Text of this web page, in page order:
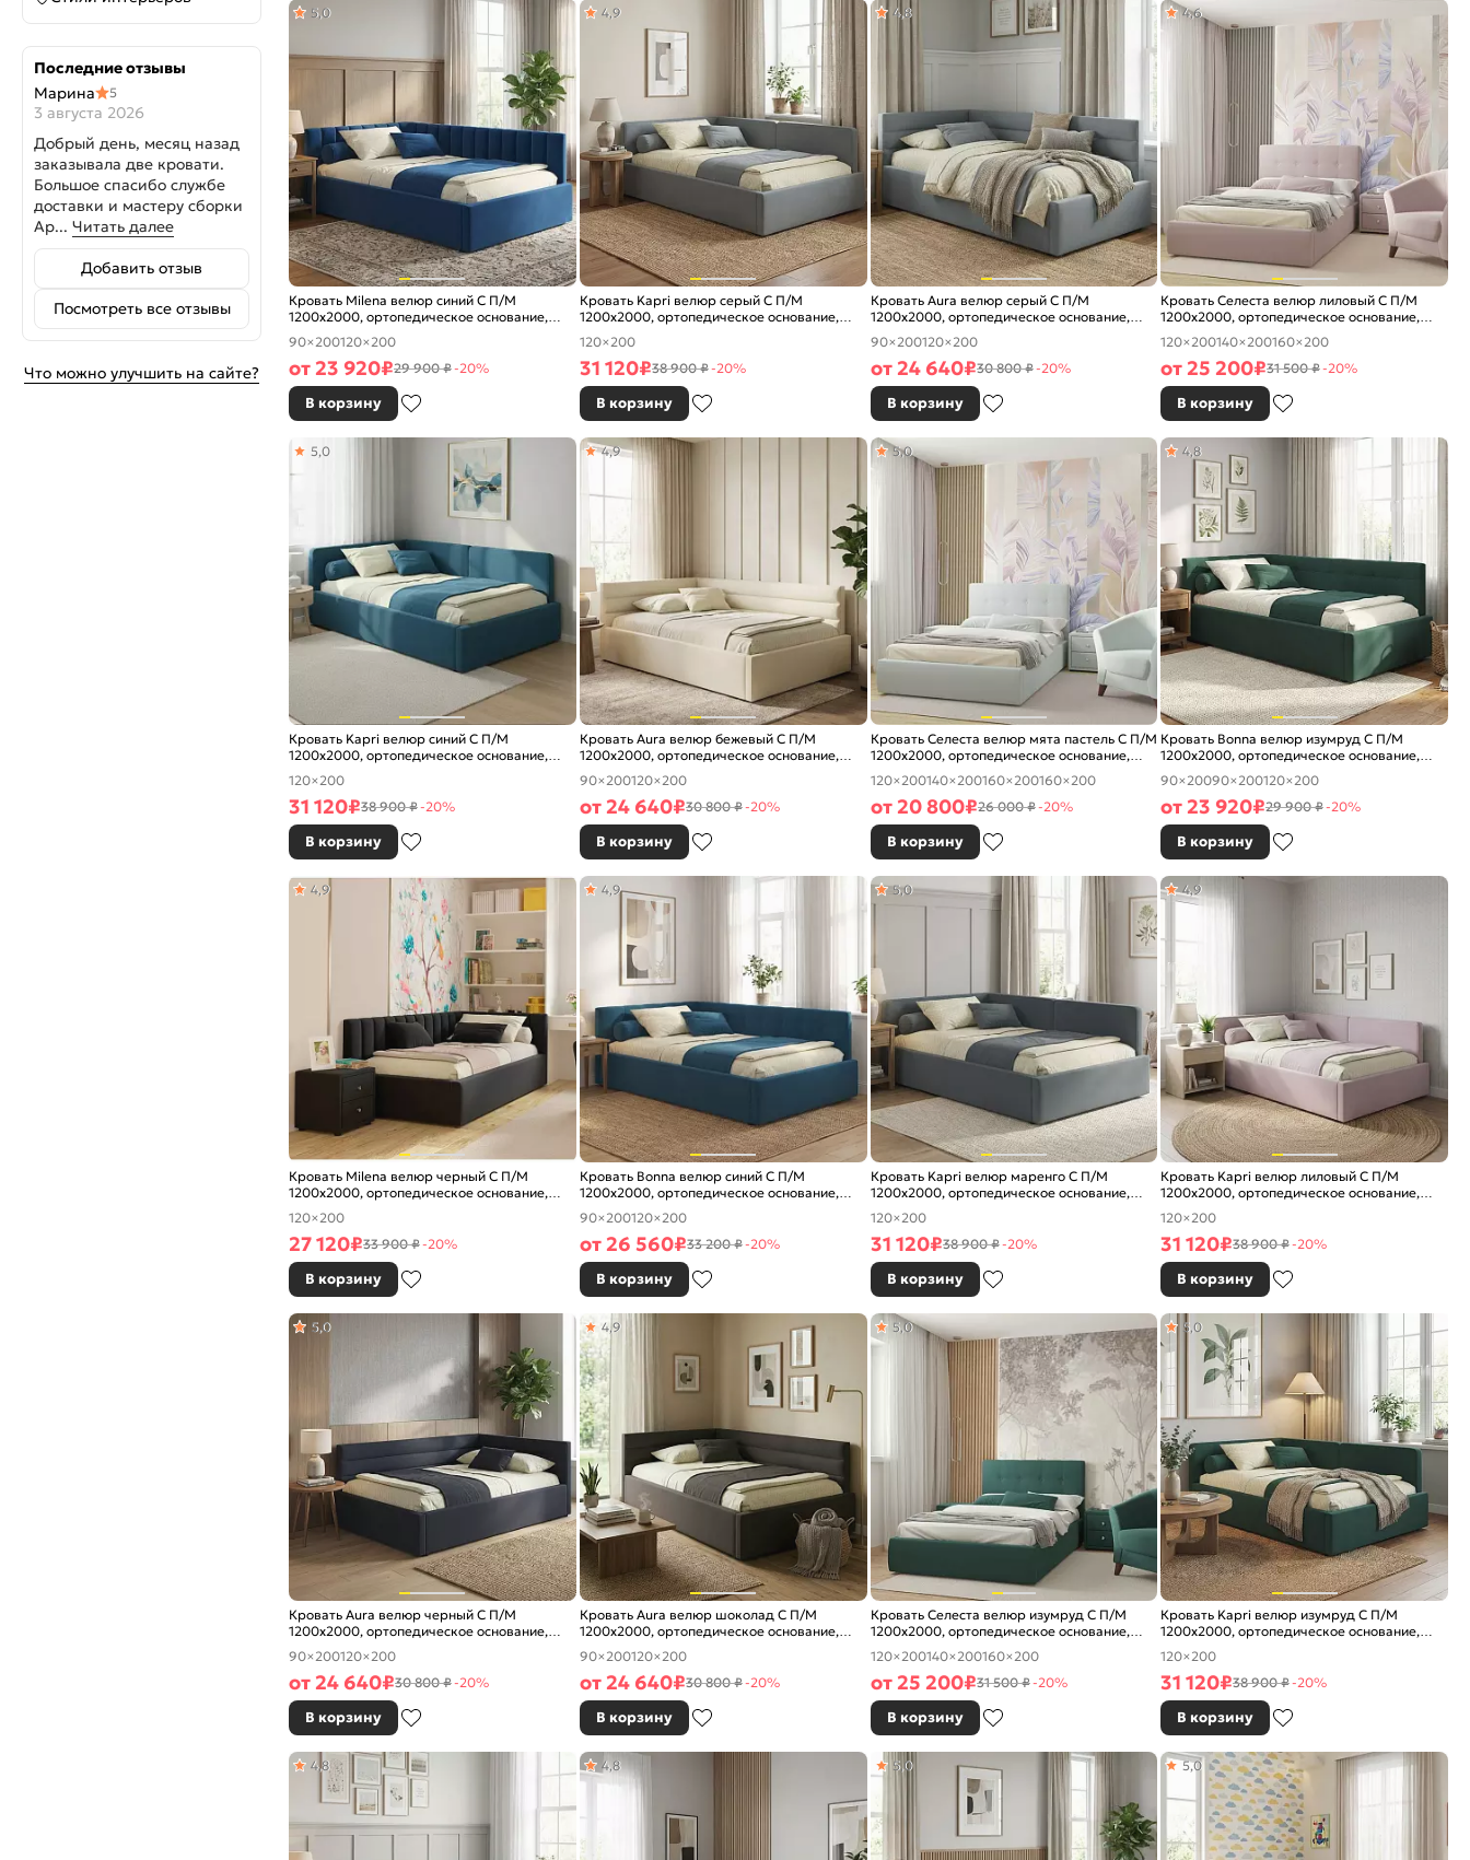
Последние отзывы
Марина
5
3 августа 2026
Добрый день, месяц назад
заказывала две кровати.
Большое спасибо службе
доставки и мастеру сборки
Ар... Читать далее
Добавить отзыв
Посмотреть все отзывы
Что можно улучшить на сайте?
Кровать Milena велюр синий С П/М
1200x2000, ортопедическое основание,
5,0
90×200120×200
от 23 920₽29 900 ₽-20%
В корзину
Кровать Kapri велюр серый С П/М
1200x2000, ортопедическое основание,
4,9
120×200
31 120₽38 900 ₽-20%
В корзину
Кровать Aura велюр серый С П/М
1200x2000, ортопедическое основание,
4,8
90×200120×200
от 24 640₽30 800 ₽-20%
В корзину
Кровать Селеста велюр лиловый С П/М
1200x2000, ортопедическое основание,
4,6
120×200140×200160×200
от 25 200₽31 500 ₽-20%
В корзину
Кровать Kapri велюр синий С П/М
1200x2000, ортопедическое основание,
5,0
120×200
31 120₽38 900 ₽-20%
В корзину
Кровать Aura велюр бежевый С П/М
1200x2000, ортопедическое основание,
4,9
90×200120×200
от 24 640₽30 800 ₽-20%
В корзину
Кровать Селеста велюр мята пастель С П/М
1200x2000, ортопедическое основание,
5,0
120×200140×200160×200160×200
от 20 800₽26 000 ₽-20%
В корзину
Кровать Bonna велюр изумруд С П/М
1200x2000, ортопедическое основание,
4,8
90×20090×200120×200
от 23 920₽29 900 ₽-20%
В корзину
Кровать Milena велюр черный С П/М
1200x2000, ортопедическое основание,
изголовье мягкое
4,9
120×200
27 120₽33 900 ₽-20%
В корзину
Кровать Bonna велюр синий С П/М
1200x2000, ортопедическое основание,
изголовье мягкое
4,9
90×200120×200
от 26 560₽33 200 ₽-20%
В корзину
Кровать Kapri велюр маренго С П/М
1200x2000, ортопедическое основание,
изголовье мягкое
5,0
120×200
31 120₽38 900 ₽-20%
В корзину
Кровать Kapri велюр лиловый С П/М
1200x2000, ортопедическое основание,
изголовье мягкое
4,9
120×200
31 120₽38 900 ₽-20%
В корзину
Кровать Aura велюр черный С П/М
1200x2000, ортопедическое основание,
изголовье мягкое
5,0
90×200120×200
от 24 640₽30 800 ₽-20%
В корзину
Кровать Aura велюр шоколад С П/М
1200x2000, ортопедическое основание,
изголовье мягкое
4,9
90×200120×200
от 24 640₽30 800 ₽-20%
В корзину
Кровать Селеста велюр изумруд С П/М
1200x2000, ортопедическое основание,
изголовье мягкое
5,0
120×200140×200160×200
от 25 200₽31 500 ₽-20%
В корзину
Кровать Kapri велюр изумруд С П/М
1200x2000, ортопедическое основание,
изголовье мягкое
5,0
120×200
31 120₽38 900 ₽-20%
В корзину
4,8 4,8 5,0 5,0